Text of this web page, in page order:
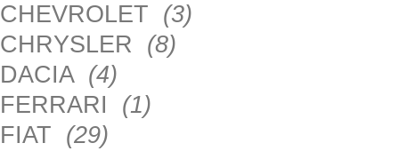
CHEVROLET (3)
CHRYSLER (8)
DACIA (4)
FERRARI (1)
FIAT (29)